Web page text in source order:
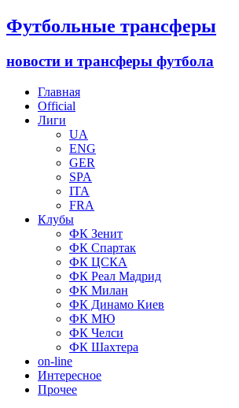
Футбольные трансферы
новости и трансферы футбола
Главная
Official
Лиги
UA
ENG
GER
SPA
ITA
FRA
Клубы
ФК Зенит
ФК Спартак
ФК ЦСКА
ФК Реал Мадрид
ФК Милан
ФК Динамо Киев
ФК МЮ
ФК Челси
ФК Шахтера
on-line
Интересное
Прочее